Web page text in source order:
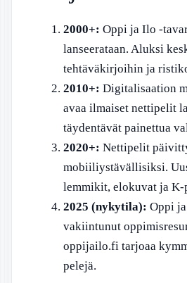
2000+: Oppi ja Ilo -
lanseerataan. Aluksi
tehtäväkirjoihin ja
2010+: Digitalisaation
avaa ilmaiset nettipelit
täydentävät painettua
2020+: Nettipelit
mobiiliystävällisiksi.
lemmikit, elokuvat ja K-
2025 (nykytila): Oppi
vakiintunut
oppijailo.fi tarjoaa
pelejä.